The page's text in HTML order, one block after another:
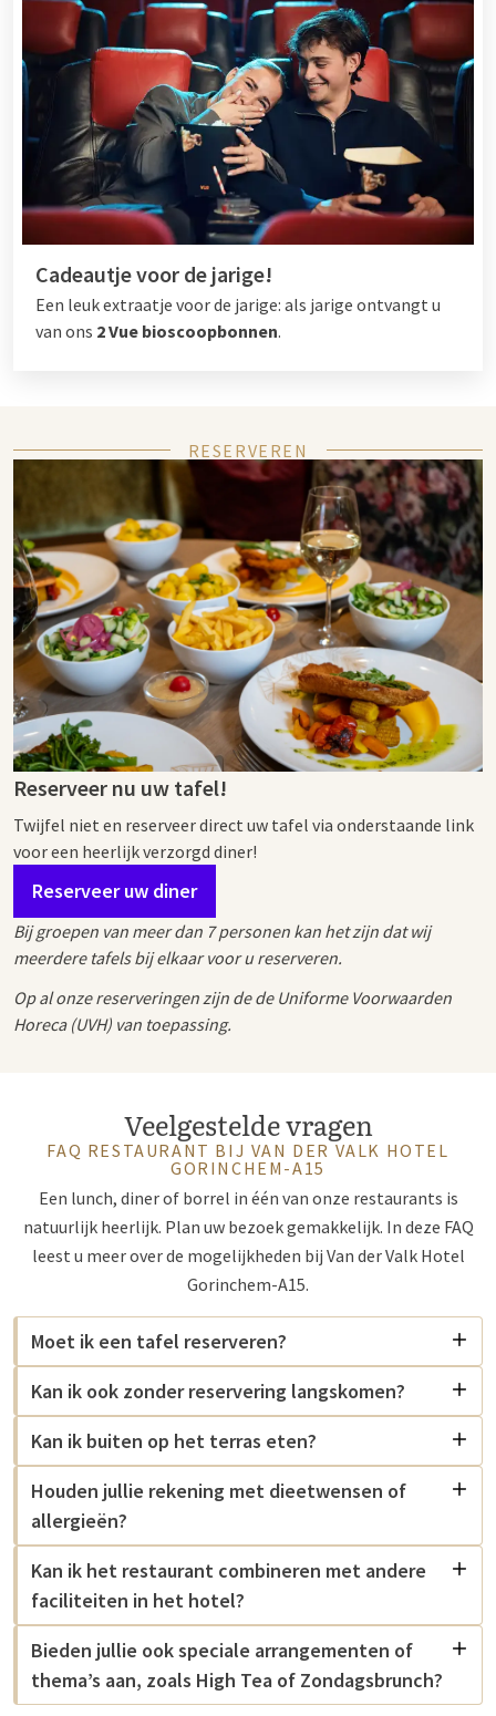
Cadeautje voor de jarige!
Een leuk extraatje voor de jarige: als jarige ontvangt u
van ons 2 Vue bioscoopbonnen.
RESERVEREN
Reserveer nu uw tafel!
Twijfel niet en reserveer direct uw tafel via onderstaande link
voor een heerlijk verzorgd diner!
Reserveer uw diner
Bij groepen van meer dan 7 personen kan het zijn dat wij
meerdere tafels bij elkaar voor u reserveren.
Op al onze reserveringen zijn de de Uniforme Voorwaarden
Horeca (UVH) van toepassing.
Veelgestelde vragen
FAQ RESTAURANT BIJ VAN DER VALK HOTEL
GORINCHEM-A15
Een lunch, diner of borrel in één van onze restaurants is
natuurlijk heerlijk. Plan uw bezoek gemakkelijk. In deze FAQ
leest u meer over de mogelijkheden bij Van der Valk Hotel
Gorinchem-A15.
Moet ik een tafel reserveren?
Kan ik ook zonder reservering langskomen?
Kan ik buiten op het terras eten?
Houden jullie rekening met dieetwensen of
allergieën?
Kan ik het restaurant combineren met andere
faciliteiten in het hotel?
Bieden jullie ook speciale arrangementen of
thema’s aan, zoals High Tea of Zondagsbrunch?